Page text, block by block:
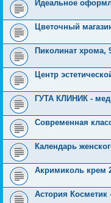
Идеальное
Цветочный
Пиколинат хрома,
Центр
ГУТА КЛИНИК -
Современная
Календарь
Акримиколь крем
Астория Косметик